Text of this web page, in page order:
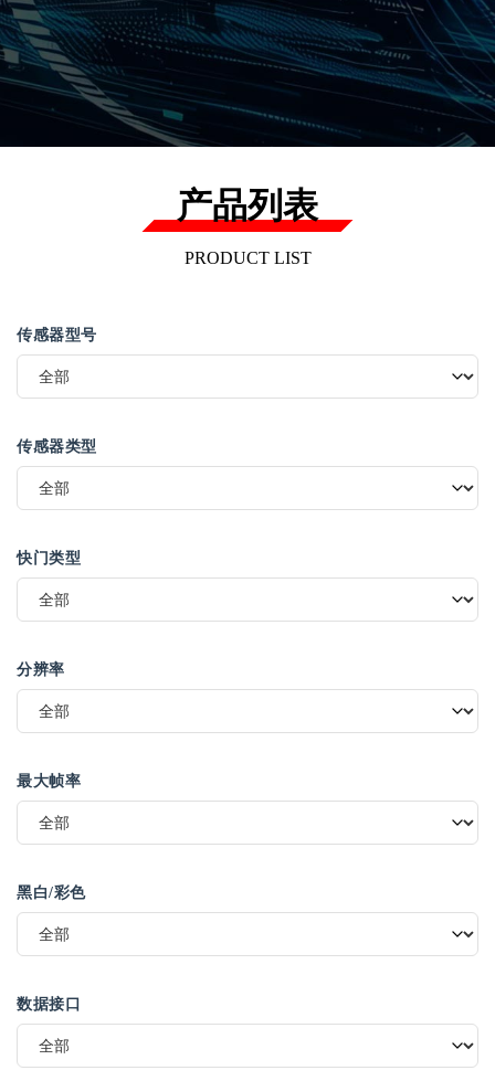
产品列表
PRODUCT LIST
传感器型号
传感器类型
快门类型
分辨率
最大帧率
黑白/彩色
数据接口